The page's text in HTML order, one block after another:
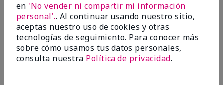
EnviadoHace 10 meses
por Jennifer
de MECHANCSBRG
Comprador verificado
en 'No vender ni compartir mi información
personal'.. Al continuar usando nuestro sitio,
aceptas nuestro uso de cookies y otras
tecnologías de seguimiento. Para conocer más
sobre cómo usamos tus datos personales,
consulta nuestra Política de privacidad.